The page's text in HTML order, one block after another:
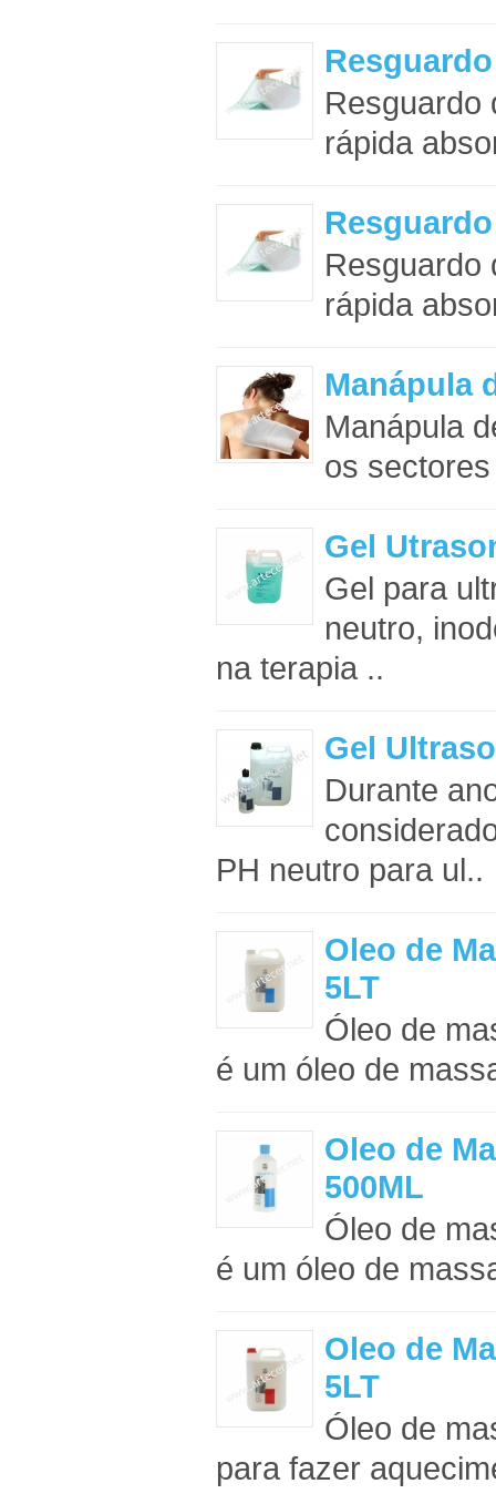
Resguardo
rápida
Resguardo
rápida
Manápula
Manápula
os
Gel
Gel para
neutro,
na terapia ..
Gel
Durante
PH neutro para ul..
Oleo de
5LT
Óleo de
é um óleo de
Oleo de
500ML
Óleo de
é um óleo de
Oleo de
5LT
Óleo de
para fazer